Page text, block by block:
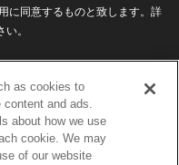
に同意するものと致します。詳
。
Do Not Sell or Share My
Personal Information
as cookies to
content and ads.
about how we use
cookie. We may
of our website